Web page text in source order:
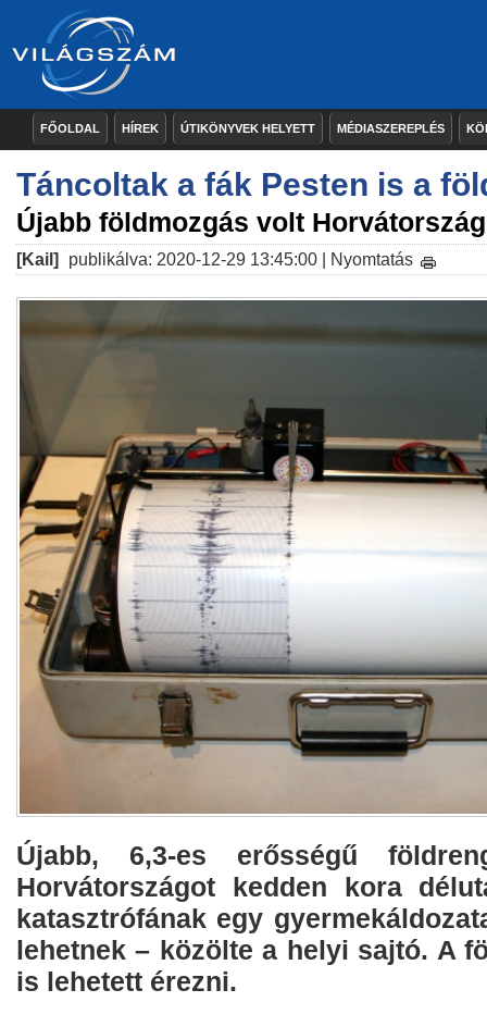
FŐOLDAL HÍREK ÚTIKÖNYVEK HELYETT MÉDIASZEREPLÉS
Táncoltak a fák Pesten is a
Újabb földmozgás volt
[Kail] publikálva: 2020-12-29 13:45:00 | Nyomtatás
Újabb, 6,3-es erősségű
Horvátországot kedden kora
katasztrófának egy
lehetnek – közölte a helyi sajtó. A
is lehetett érezni.